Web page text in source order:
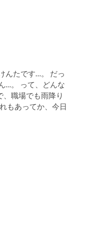
んたです…。 だっ
…。 って、どんな
、職場でも雨降り
もあってか、今日